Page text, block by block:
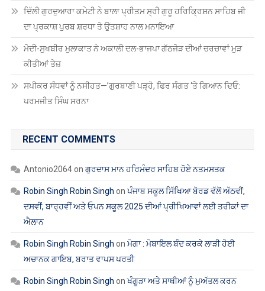
ਦਿੱਲੀ ਗੁਰਦੁਆਰਾ ਕਮੇਟੀ ਨੇ ਬਾਲਾ ਪ੍ਰੀਤਮ ਸ੍ਰੀ ਗੁਰੂ ਹਰਿਕ੍ਰਿਸ਼ਨ ਸਾਹਿਬ ਜੀ
ਦਾ ਪ੍ਰਕਾਸ਼ ਪੁਰਬ ਸ਼ਰਧਾ ਤੇ ਉਤਸ਼ਾਹ ਨਾਲ ਮਨਾਇਆ
ਮੋਦੀ-ਸੁਖਬੀਰ ਮੁਲਾਕਾਤ ਨੇ ਅਕਾਲੀ ਦਲ-ਭਾਜਪਾ ਗੱਠਜੋੜ ਦੀਆਂ ਚਰਚਾਵਾਂ ਮੁੜ
ਕੀਤੀਆਂ ਤੇਜ਼
ਸਪੀਕਰ ਸੰਧਵਾਂ ਨੂੰ ਨਸੀਹਤ—’ਗੁਰਬਾਣੀ ਪੜ੍ਹੋ, ਫਿਰ ਸੰਗਤ ‘ਤੇ ਗਿਆਨ ਦਿਓ:
ਪਰਮਜੀਤ ਸਿੰਘ ਸਰਨਾ
RECENT COMMENTS
Antonio2064on ਗੁਰਦਾਸ ਮਾਨ ਹਰਿਮੰਦਰ ਸਾਹਿਬ ਹੋਏ ਨਤਮਸਤਕ
Robin Singh Robin Singh onਪੰਜਾਬ ਸਕੂਲ ਸਿੱਖਿਆ ਬੋਰਡ ਵੱਲੋਂ ਅੱਠਵੀਂ,
ਦਸਵੀਂ, ਬਾਰ੍ਹਵੀਂ ਅਤੇ ਓਪਨ ਸਕੂਲ 2025 ਦੀਆਂ ਪ੍ਰੀਖਿਆਵਾਂ ਲਈ ਤਰੀਕਾਂ ਦਾ
ਐਲਾਨ
Robin Singh Robin Singh on ਮੋਗਾ : ਮੋਬਾਇਲ ਬੰਦ ਕਰਕੇ ਲਾੜੀ ਹੋਈ
ਅਚਾਨਕ ਗਾਇਬ, ਬਰਾਤ ਵਾਪਸ ਪਰਤੀ
Robin Singh Robin Singh onਖੰਗੂੜਾ ਅਤੇ ਸਾਥੀਆਂ ਨੂੰ ਮੁਅੱਤਲ ਕਰਨ